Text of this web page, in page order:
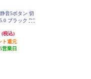
音5ボタン 切
ブラック BS
(税込)
ト還元
5営業日